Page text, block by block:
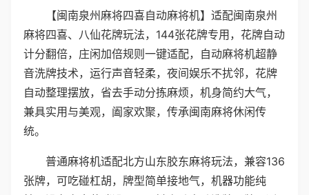
【闽南泉州麻将四喜自动麻将机】适配闽南泉州
麻将四喜、八仙花牌玩法，144张花牌专用，花牌自动
计分翻倍，庄闲加倍规则一键适配，自动麻将机超静
音洗牌技术，运行声音轻柔，夜间娱乐不扰邻，花牌
自动整理摆放，省去手动分拣麻烦，机身简约大气，
兼具实用与美观，阖家欢聚，传承闽南麻将休闲传
统。
普通麻将机适配北方山东胶东麻将玩法，兼容136
张牌，可吃碰杠胡，牌型简单接地气，机器功能纯